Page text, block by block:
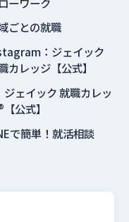
ごとの就職
：ジェイック
カレッジ【公式】
ジェイック 就職カレッ
公式】
で簡単！就活相談